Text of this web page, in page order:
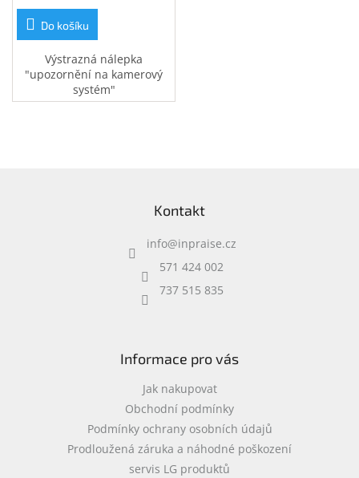
Do košíku
Výstrazná nálepka
"upozornění na kamerový
systém"
Kontakt
info@inpraise.cz
571 424 002
737 515 835
Informace pro vás
Jak nakupovat
Obchodní podmínky
Podmínky ochrany osobních údajů
Prodloužená záruka a náhodné poškození
servis LG produktů